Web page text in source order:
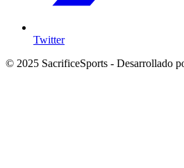
Twitter
© 2025 SacrificeSports - Desarrollado